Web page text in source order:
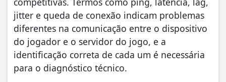
jitter e queda de conexão indicam problemas
diferentes na comunicação entre o dispositivo
do jogador e o servidor do jogo, e a
identificação correta de cada um é necessária
para o diagnóstico técnico.